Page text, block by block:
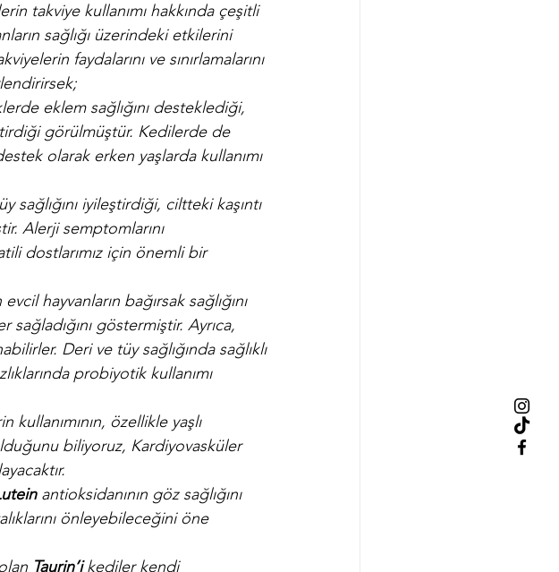
takviye kullanımı hakkında çeşitli
sağlığı üzerindeki etkilerini
faydalarını ve sınırlamalarını
eklem sağlığını desteklediği,
görülmüştür. Kedilerde de
olarak erken yaşlarda kullanımı
sağlığını iyileştirdiği, ciltteki kaşıntı
Alerji semptomlarını
dostlarımız için önemli bir
hayvanların bağırsak sağlığını
göstermiştir. Ayrıca,
Deri ve tüy sağlığında sağlıklı
probiyotik kullanımı
kullanımının, özellikle yaşlı
biliyoruz, Kardiyovasküler
antioksidanının göz sağlığını
önleyebileceğini öne
Taurin’i kediler kendi